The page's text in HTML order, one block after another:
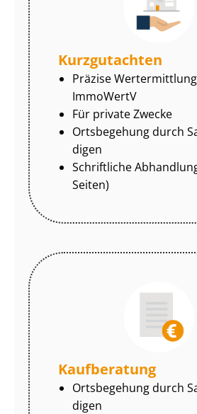
Kurzgutachten
Präzise
ImmoWertV
Für private Zwecke
Ortsbegehung durch
di­gen
Schriftliche
Seiten)
Kaufberatung
Ortsbegehung durch
di­gen